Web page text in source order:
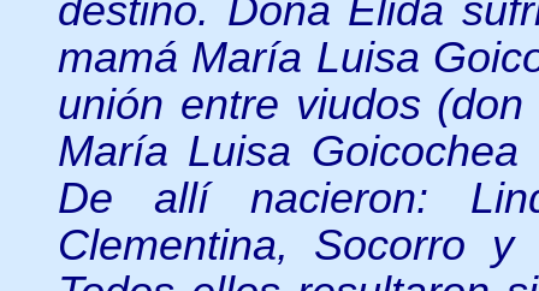
destino. Doña Elida
mamá María Luisa
unión entre viudos
María Luisa
De allí nacieron:
Clementina, Socorro y